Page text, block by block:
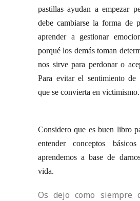
pastillas ayudan a empezar
debe cambiarse la forma de
aprender a gestionar
porqué los demás toman
nos sirve para perdonar o
Para evitar el sentimiento de
que se convierta en victimismo.
Considero que es buen libro
entender conceptos
aprendemos a base de
vida.
Os dejo como siempre